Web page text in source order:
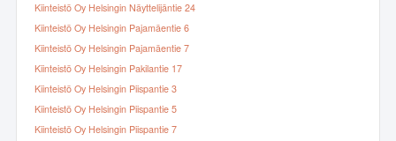
Kiinteistö Oy Helsingin Näyttelijäntie 24
Kiinteistö Oy Helsingin Pajamäentie 6
Kiinteistö Oy Helsingin Pajamäentie 7
Kiinteistö Oy Helsingin Pakilantie 17
Kiinteistö Oy Helsingin Piispantie 3
Kiinteistö Oy Helsingin Piispantie 5
Kiinteistö Oy Helsingin Piispantie 7